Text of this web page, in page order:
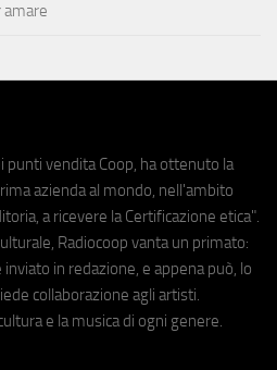
amare
punti vendita Coop, ha ottenuto la
azienda al mondo, nell'ambito
a ricevere la Certificazione etica".
Radiocoop vanta un primato:
in redazione, e appena può, lo
collaborazione agli artisti.
e la musica di ogni genere.